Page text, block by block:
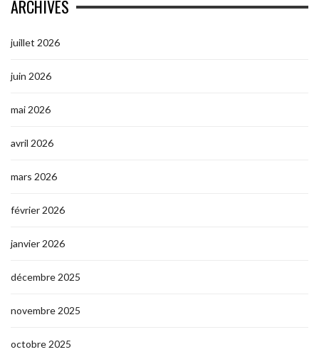
ARCHIVES
juillet 2026
juin 2026
mai 2026
avril 2026
mars 2026
février 2026
janvier 2026
décembre 2025
novembre 2025
octobre 2025